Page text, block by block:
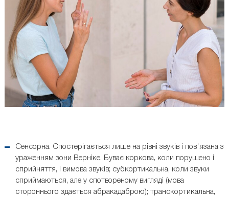
Сенсорна. Спостерігається лише на рівні звуків і пов'язана з
ураженням зони Верніке. Буває коркова, коли порушено і
сприйняття, і вимова звуків; субкортикальна, коли звуки
сприймаються, але у спотвореному вигляді (мова
стороннього здається абракадаброю); транскортикальна,